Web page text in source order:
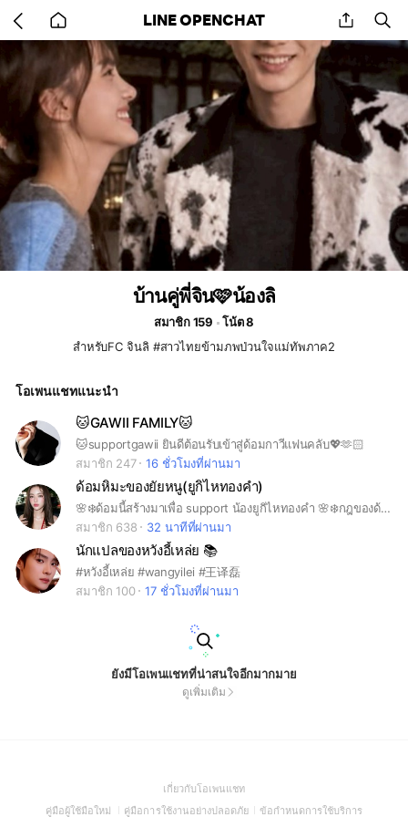
back
to
home
LINE OPENCHAT share
บ้านคู่พี่จิน🩷น้องลิ
สมาชิก 159
โน้ต 8
สำหรับFC จินลิ #สาวไทยข้ามภพป่วนใจแม่ทัพภาค2
โอเพนแชทแนะนำ
🐱GAWII FAMILY🐱
🐱supportgawii ยินดีต้อนรับเข้าสู่ด้อมกาวีแฟนคลับ💖🫶🏻
สมาชิก 247
16 ชั่วโมงที่ผ่านมา
ด้อมหิมะของยัยหนู(ยูกิไหทองคำ)
🌸❄️ด้อมนี้สร้างมาเพื่อ support น้องยูกิไหทองคำ 🌸❄️กฎของด้อม เพื่อเป็นการจัดระเบียบด้อม 1.งดดราม่าในทุกเรื่อง 2.เพื่อหลีกเลี่ยงการมีดราม่า จึงขอความร่วมมือไม่พูดถึงศิลปินอื่น ในเชิงเปรียบเทียบ หรือบูลลี่ 3.ห้ามก้าวก่ายเรื่องส่วนตัวของศิลปิน รู้เท่าที่ศิลปินอยากให้รู้ ห้ามล้ำเส้นเด็ดขาด 4.ไม่แชร์ลิงค์ต่างๆ เว็บพนัน และสวัสดีวันจันทร์วันอังคาร-ศุกร์เข้ามาในกลุ่มเด็ดขาด 😂 5.อย่าเอาความคาดหวังของตัวเองไปกดดันศิลปิน
สมาชิก 638
32 นาทีที่ผ่านมา
นักแปลของหวังอี้เหล่ย 📚
#หวังอี้เหล่ย #wangyilei #王译磊
สมาชิก 100
17 ชั่วโมงที่ผ่านมา
ยังมีโอเพนแชทที่น่าสนใจอีกมากมาย
ดูเพิ่มเติม
เกี่ยวกับโอเพนแชท(Open
in
คู่มือผู้ใช้มือใหม่ (Open
คู่มือการใช้งานอย่างปลอดภัย(Open
ข้อกำหนดการใช้บริการ(Open